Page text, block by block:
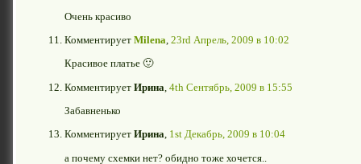
Очень красиво
Комментирует Milena 23rd Апрель, 2009 в 10:02
Красивое платье 🙂
Комментирует Ирина 4th Сентябрь, 2009 в 15:55
Забавненько
Комментирует Ирина, 1st Декабрь, 2009 в 10:04
а почему схемки нет? обидно тоже хочется..